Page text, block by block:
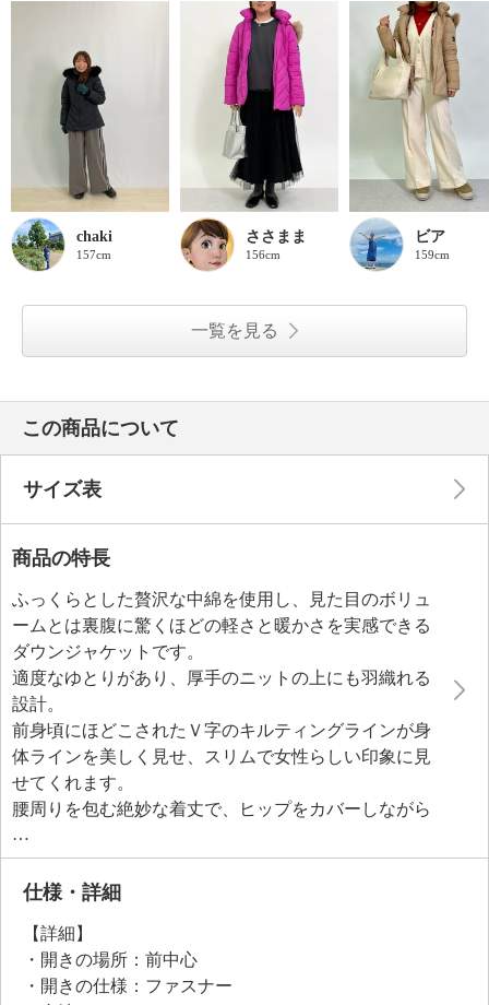
chaki
157cm
ささまま
156cm
ビア
159cm
一覧を見る
この商品について
サイズ表
商品の特長
ふっくらとした贅沢な中綿を使用し、見た目のボリュ
ームとは裏腹に驚くほどの軽さと暖かさを実感できる
ダウンジャケットです。
適度なゆとりがあり、厚手のニットの上にも羽織れる
設計。
前身頃にほどこされたＶ字のキルティングラインが身
体ラインを美しく見せ、スリムで女性らしい印象に見
せてくれます。
腰周りを包む絶妙な着丈で、ヒップをカバーしながら
脚長効果も期待できそう。
フードのファーは取り外し可能で、シーンやスタイル
に合わせて印象を変えられるのも魅力。
ント生地を採用し、見えない部分にもこだわりまし
た。
仕様・詳細
【詳細】
・開きの場所：前中心
・開きの仕様：ファスナー